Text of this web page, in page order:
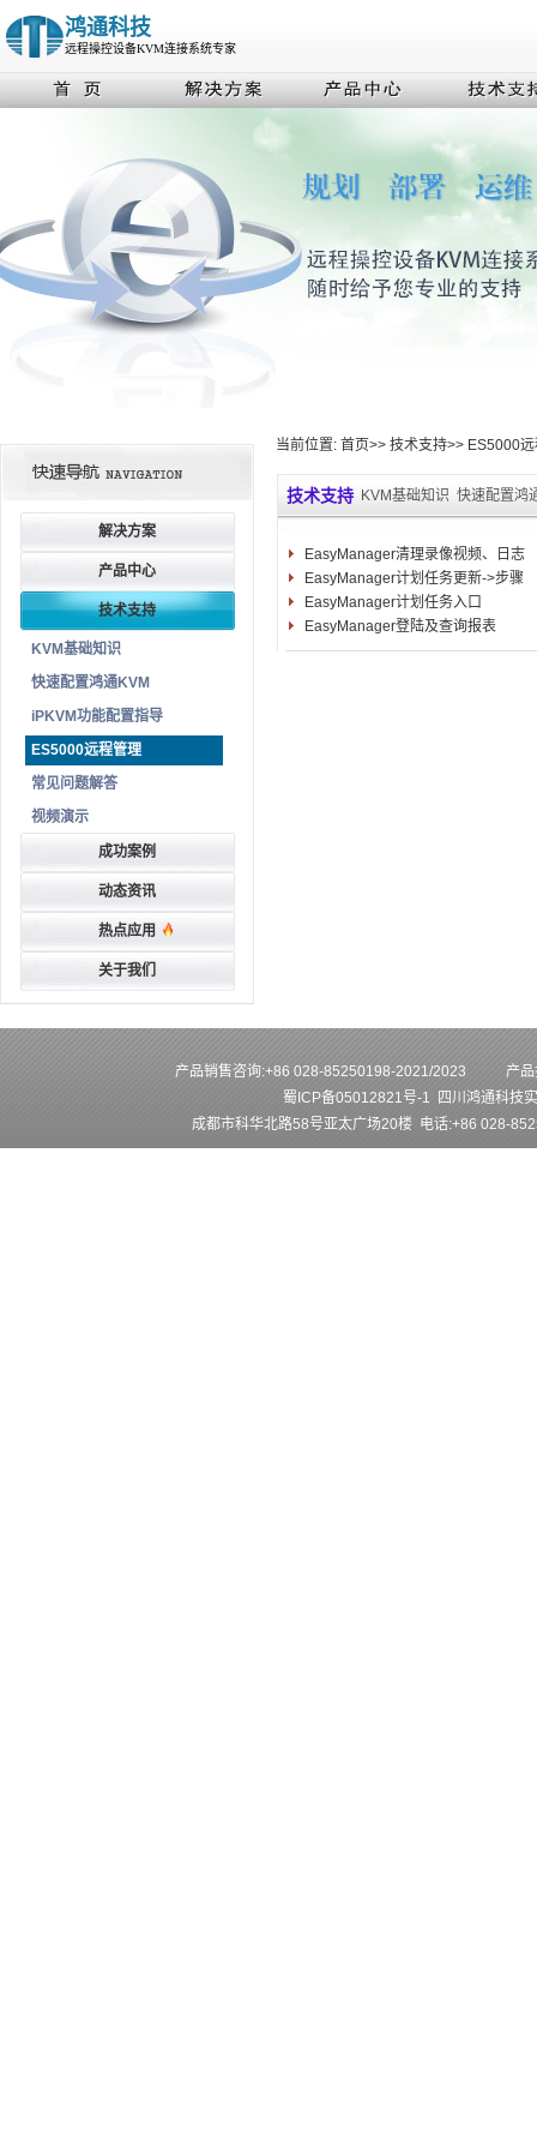
鸿通科技
远程操控设备KVM连接系统专家
解决方案
产品中心
技术支持
KVM基础知识
快速配置鸿通KVM
iPKVM功能配置指导
ES5000远程管理
常见问题解答
视频演示
成功案例
动态资讯
热点应用
关于我们
当前位置: 首页>> 技术支持>> ES5000
技术支持 KVM基础知识 快速配置鸿
EasyManager清理录像视频、日志
EasyManager计划任务更新->步骤
EasyManager计划任务入口
EasyManager登陆及查询报表
产品销售咨询:+86 028-85250198-2021/2023
产
蜀ICP备05012821号-1 四川鸿通科技
成都市科华北路58号亚太广场20楼 电话:+86 028-